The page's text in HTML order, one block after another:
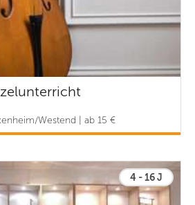
Westend | ab 15 €
4 - 16 J